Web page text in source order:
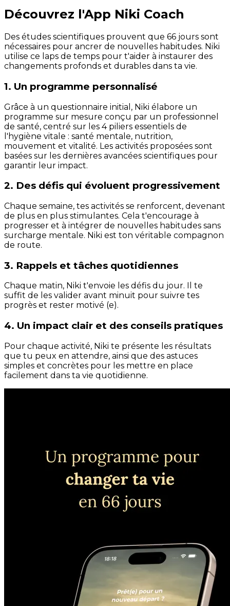
Découvrez l'App Niki Coach
Des études scientifiques prouvent que 66 jours sont
nécessaires pour ancrer de nouvelles habitudes. Niki
utilise ce laps de temps pour t'aider à instaurer des
changements profonds et durables dans ta vie.
1. Un programme personnalisé
Grâce à un questionnaire initial, Niki élabore un
programme sur mesure conçu par un professionnel
de santé, centré sur les 4 piliers essentiels de
l'hygiène vitale : santé mentale, nutrition,
mouvement et vitalité. Les activités proposées sont
basées sur les dernières avancées scientifiques pour
garantir leur impact.
2. Des défis qui évoluent progressivement
Chaque semaine, tes activités se renforcent, devenant
de plus en plus stimulantes. Cela t'encourage à
progresser et à intégrer de nouvelles habitudes sans
surcharge mentale. Niki est ton véritable compagnon
de route.
3. Rappels et tâches quotidiennes
Chaque matin, Niki t'envoie les défis du jour. Il te
suffit de les valider avant minuit pour suivre tes
progrès et rester motivé (e).
4. Un impact clair et des conseils pratiques
Pour chaque activité, Niki te présente les résultats
que tu peux en attendre, ainsi que des astuces
simples et concrètes pour les mettre en place
facilement dans ta vie quotidienne.